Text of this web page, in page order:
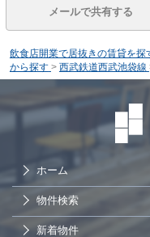
メールで共有する
飲食店開業で居抜きの賃貸を探
から探す > 西武鉄道西武池袋線
ホーム
物件検索
新着物件